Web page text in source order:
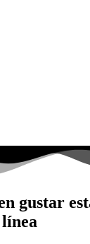
gustar